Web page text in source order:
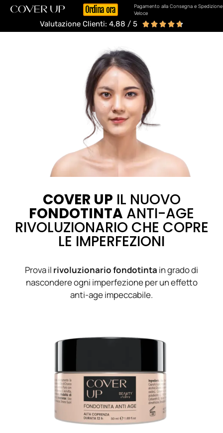
Ordina ora
Pagamento alla Consegna e Spedizione
Veloce
Valutazione Clienti: 4,88 / 5     
COVER UP IL NUOVO
FONDOTINTA ANTI-AGE
RIVOLUZIONARIO CHE COPRE
LE IMPERFEZIONI
Prova il rivoluzionario fondotinta in grado di
nascondere ogni imperfezione per un effetto
anti-age impeccabile.